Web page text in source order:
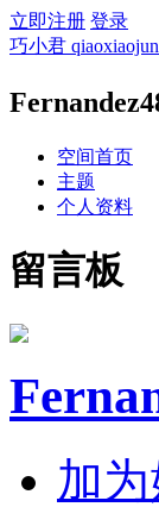
立即注册 登录
巧小君
空间首页
主题
个人资料
留言板
加